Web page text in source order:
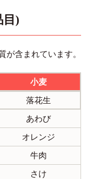
目)
が含まれています。
小麦
落花生
あわび
オレンジ
牛肉
さけ